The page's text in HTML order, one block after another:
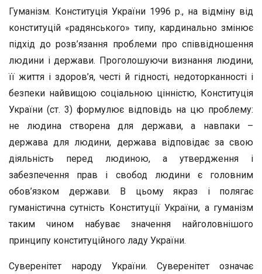
Гуманізм. Конституція України 1996 р., на відміну від
конституцій «радянського» типу, кардинально змінює
підхід до розв’язання проблеми про співвідношення
людини і держави. Проголошуючи визнання людини,
її життя і здоров’я, честі й гідності, недоторканності і
безпеки найвищою соціальною цінністю, Конституція
України (ст. 3) формулює відповідь на цю проблему:
не людина створена для держави, а навпаки –
держава для людини, держава відповідає за свою
діяльність перед людиною, а утвердження і
забезпечення прав і свобод людини є головним
обов’язком держави. В цьому якраз і полягає
гуманістична сутність Конституції України, а гуманізм
таким чином набуває значення найголовнішого
принципу конституційного ладу України.
Суверенітет народу України. Суверенітет означає